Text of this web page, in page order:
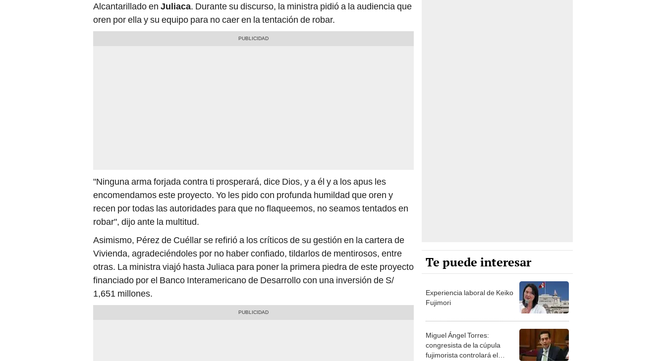
Alcantarillado en Juliaca. Durante su discurso, la ministra pidió a la audiencia que
oren por ella y su equipo para no caer en la tentación de robar.
"Ninguna arma forjada contra ti prosperará, dice Dios, y a él y a los apus les
encomendamos este proyecto. Yo les pido con profunda humildad que oren y
recen por todas las autoridades para que no flaqueemos, no seamos tentados en
robar", dijo ante la multitud.
Asimismo, Pérez de Cuéllar se refirió a los críticos de su gestión en la cartera de
Vivienda, agradeciéndoles por no haber confiado, tildarlos de mentirosos, entre
otras. La ministra viajó hasta Juliaca para poner la primera piedra de este proyecto
financiado por el Banco Interamericano de Desarrollo con una inversión de S/
1,651 millones.
Te puede interesar
Experiencia laboral de Keiko
Fujimori
Miguel Ángel Torres:
congresista de la cúpula
fujimorista controlará el